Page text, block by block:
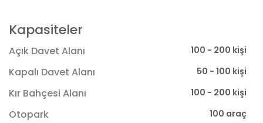
Kapasiteler
Açık Davet Alanı 100 - 200 kişi
Kapalı Davet Alanı 50 - 100 kişi
Kır Bahçesi Alanı 100 - 200 kişi
Otopark 100 araç